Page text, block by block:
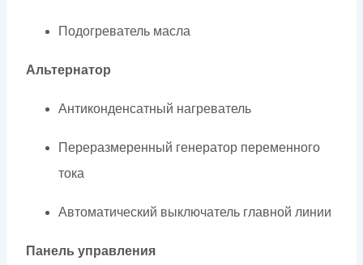
Подогреватель масла
Альтернатор
Антиконденсатный нагреватель
Переразмеренный генератор переменного
тока
Автоматический выключатель главной линии
Панель управления